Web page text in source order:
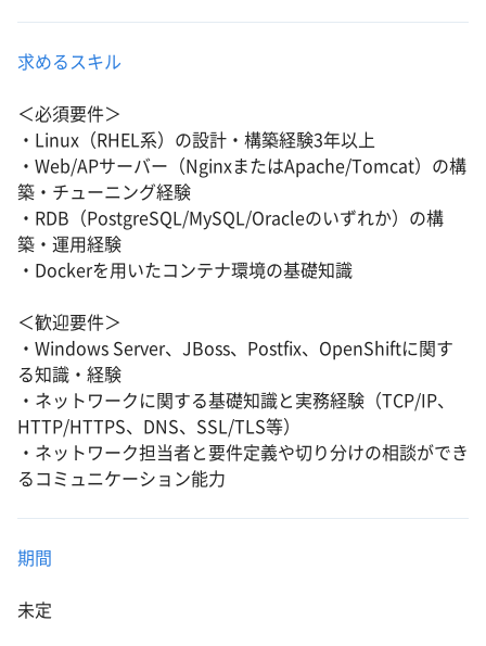
求めるスキル
＜必須要件＞
・Linux（RHEL系）の設計・構築経験3年以上
・Web/APサーバー（NginxまたはApache/Tomcat）の構
築・チューニング経験
・RDB（PostgreSQL/MySQL/Oracleのいずれか）の構
築・運用経験
・Dockerを用いたコンテナ環境の基礎知識
＜歓迎要件＞
・Windows Server、JBoss、Postfix、OpenShiftに関す
る知識・経験
・ネットワークに関する基礎知識と実務経験（TCP/IP、
HTTP/HTTPS、DNS、SSL/TLS等）
・ネットワーク担当者と要件定義や切り分けの相談ができ
るコミュニケーション能力
期間
未定